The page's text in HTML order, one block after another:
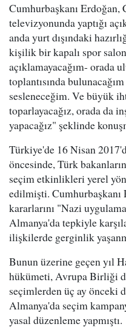
Cumhurbaşkanı
televizyonunda yaptığı
anda yurt dışındaki
kişilik bir kapalı spor
açıklamayacağım- orada
toplantısında
sesleneceğim. Ve büyük
toparlayacağız, orada da
yapacağız" şeklinde
Türkiye'de 16 Nisan
öncesinde, Türk
seçim etkinlikleri yerel
edilmişti. Cumhurbaşkanı
kararlarını "Nazi
Almanya'da tepkiyle
ilişkilerde gerginlik
Bunun üzerine geçen yıl
hükümeti, Avrupa Birliği
seçimlerden üç ay önceki
Almanya'da seçim
yasal düzenleme yapmıştı.